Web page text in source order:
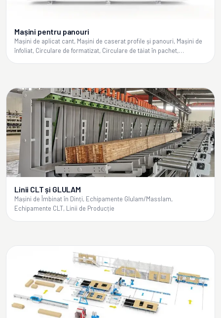
Mașini pentru panouri
Mașini de aplicat cant, Mașini de caserat profile și panouri, Mașini de
înfoliat, Circulare de formatizat, Circulare de tăiat în pachet,
Linii CLT și GLULAM
Mașini de Îmbinat în Dinți, Echipamente Glulam/Masslam,
Echipamente CLT, Linii de Producție